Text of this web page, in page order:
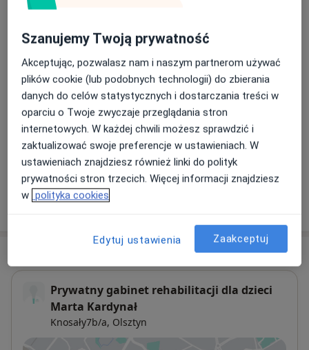
Fizjoterapia dzieci (pierwsza wizyta)
250 zł Szczegóły
Fizjoterapia niemowląt kolejna
wizyta
220 zł Szczegóły
Umów wizytę
+ 7 usług
W jaki sposób ustalane są ceny?
Prywatny gabinet rehabilitacji dla dzieci
Marta Kardynał
Knosały7b/a, Olsztyn
Szanujemy Twoją prywatność
Akceptując, pozwalasz nam i naszym partnerom używać
plików cookie (lub podobnych technologii) do zbierania
danych do celów statystycznych i dostarczania treści w
oparciu o Twoje zwyczaje przeglądania stron
internetowych. W każdej chwili możesz sprawdzić i
zaktualizować swoje preferencje w ustawieniach. W
ustawieniach znajdziesz również linki do polityk
prywatności stron trzecich. Więcej informacji znajdziesz
w polityka cookies
Edytuj ustawienia Zaakceptuj